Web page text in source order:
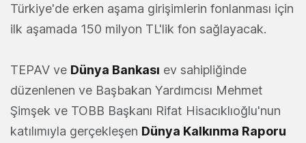
Türkiye'de erken aşama girişimlerin fonlanması için
ilk aşamada 150 milyon TL'lik fon sağlayacak.
TEPAV ve Dünya Bankası ev sahipliğinde
düzenlenen ve Başbakan Yardımcısı Mehmet
Şimşek ve TOBB Başkanı Rifat Hisacıklıoğlu'nun
katılımıyla gerçekleşen Dünya Kalkınma Raporu